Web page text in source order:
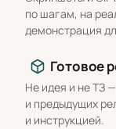
по шагам, на
демонстрация
Готовое
Не идея и не ТЗ
и предыдущих
и инструкцией.